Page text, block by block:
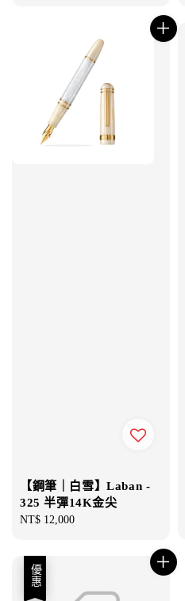
【鋼筆｜白雪】Laban -
325 半彈14K金尖
Regular
NT$ 12,000
優惠